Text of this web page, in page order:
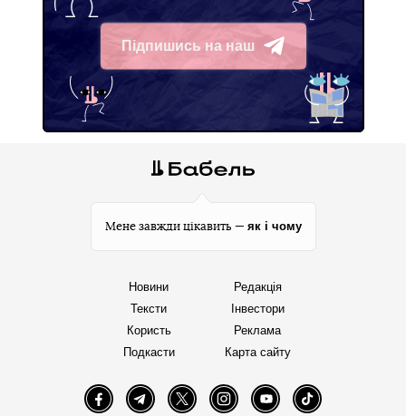
Підпишись на наш
Telegram
Мене завжди цікавить — як і чому
Новини
Тексти
Користь
Подкасти
Редакція
Інвестори
Реклама
Карта сайту
FacebookTelegramTwitter InstagramYouTube TikTok